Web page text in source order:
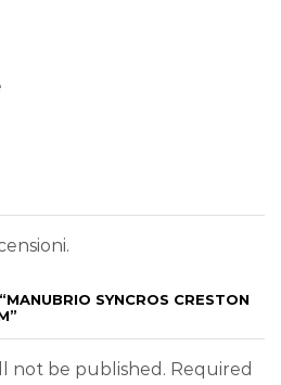
SYNCROS CRESTON
not be published. Required